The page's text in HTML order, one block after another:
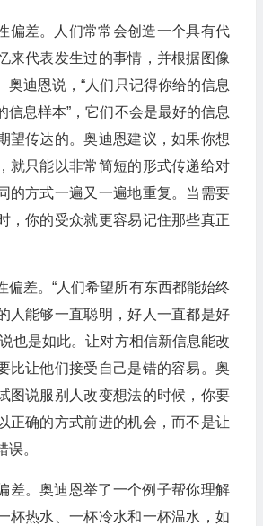
偏差。人们常常会创造一个具有代
来代表发生过的事情，并根据图像
奥迪恩说，“人们只记得你给的信息
信息样本”，它们不会是最好的信息
望传达的。奥迪恩建议，如果你想
就只能以非常简短的形式传递给对
的方式一遍又一遍地重复。当需要
，你的受众就更容易记住那些真正
偏差。“人们希望所有东西都能始终
人能够一直聪明，好人一直都是好
也是如此。让对方相信新信息能改
比让他们接受自己是错的容易。奥
图说服别人改变想法的时候，你要
正确的方式前进的机会，而不是让
。
差。奥迪恩举了一个例子帮你理解
杯热水、一杯冷水和一杯温水，如